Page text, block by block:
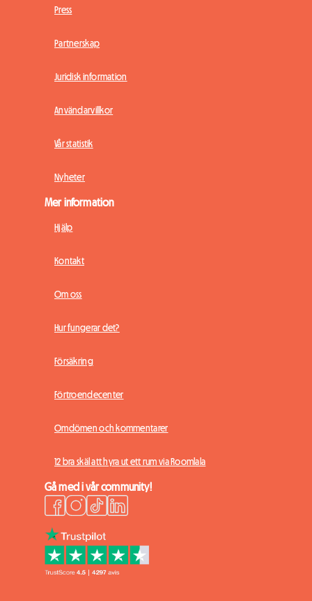
Press
Partnerskap
Juridisk information
Användarvillkor
Vår statistik
Nyheter
Mer information
Hjälp
Kontakt
Om oss
Hur fungerar det?
Försäkring
Förtroendecenter
Omdömen och kommentarer
12 bra skäl att hyra ut ett rum via Roomlala
Gå med i vår community!